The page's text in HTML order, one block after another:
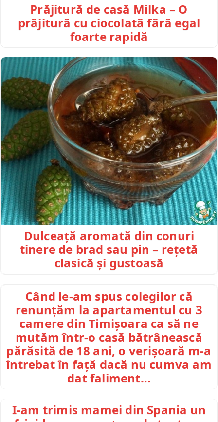
Prăjitură de casă Milka – O
prăjitură cu ciocolată fără egal
foarte rapidă
Dulceață aromată din conuri
tinere de brad sau pin – rețetă
clasică și gustoasă
Când le-am spus colegilor că
renunțăm la apartamentul cu 3
camere din Timișoara ca să ne
mutăm într-o casă bătrânească
părăsită de 18 ani, o verișoară m-a
întrebat în față dacă nu cumva am
dat faliment…
I-am trimis mamei din Spania un